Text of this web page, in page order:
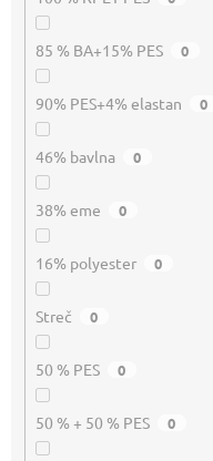
85 % BA+15% PES 0
90% PES+4% elastan 0
46% bavlna 0
38% eme 0
16% polyester 0
Streč 0
50 % PES 0
50 % + 50 % PES 0